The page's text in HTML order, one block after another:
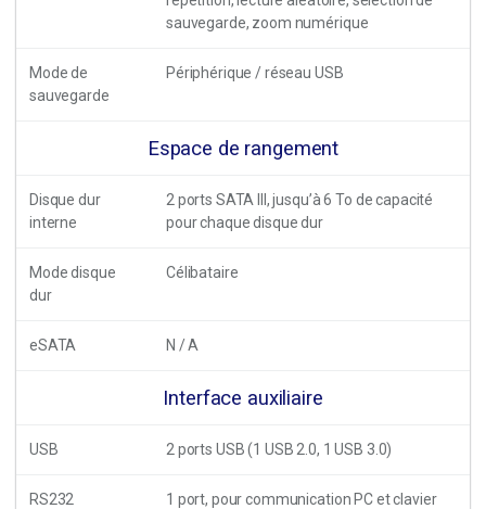
sauvegarde, zoom numérique
Mode de
sauvegarde
Périphérique / réseau USB
Espace de rangement
Disque dur
interne
2 ports SATA III, jusqu’à 6 To de capacité
pour chaque disque dur
Mode disque
dur
Célibataire
eSATA N / A
Interface auxiliaire
USB 2 ports USB (1 USB 2.0, 1 USB 3.0)
RS232 1 port, pour communication PC et clavier